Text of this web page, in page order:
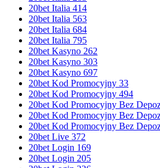
20bet Italia 414
20bet Italia 563
20bet Italia 684
20bet Italia 795
20bet Kasyno 262
20bet Kasyno 303
20bet Kasyno 697
20bet Kod Promocyjny 33
20bet Kod Promocyjny 494
20bet Kod Promocyjny Bez
20bet Kod Promocyjny Bez
20bet Kod Promocyjny Bez
20bet Live 372
20bet Login 169
20bet Login 205